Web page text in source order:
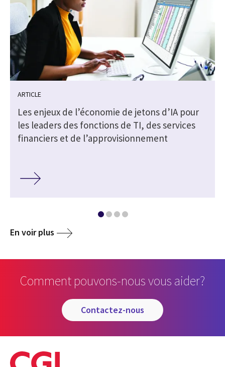
ARTICLE
Les enjeux de l’économie de jetons d’IA pour
les leaders des fonctions de TI, des services
financiers et de l’approvisionnement
En voir plus
Comment pouvons-nous vous aider?
contactez-nous